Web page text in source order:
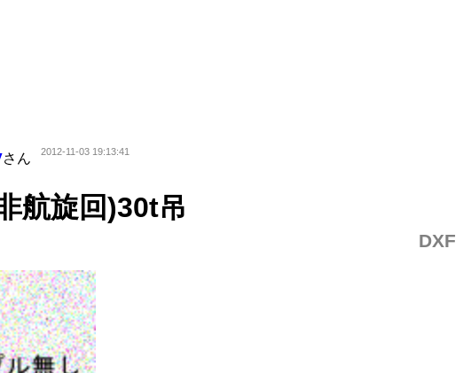
さん 2012-11-03 19:13:41
航旋回)30t吊
DXF